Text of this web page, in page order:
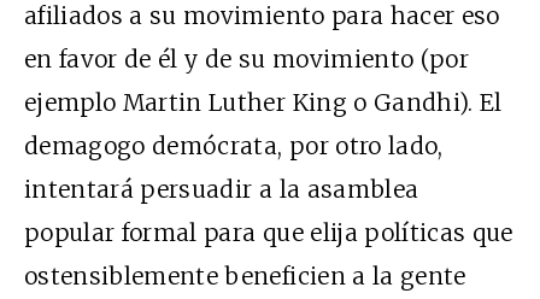
afiliados a su movimiento para hacer eso
en favor de él y de su movimiento (por
ejemplo Martin Luther King o Gandhi). El
demagogo demócrata, por otro lado,
intentará persuadir a la asamblea
popular formal para que elija políticas que
ostensiblemente beneficien a la gente